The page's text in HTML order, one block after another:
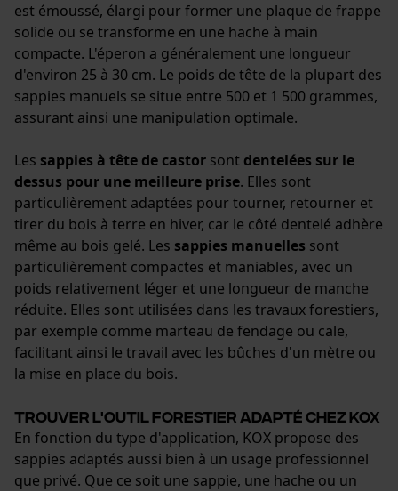
est émoussé, élargi pour former une plaque de frappe
solide ou se transforme en une hache à main
compacte. L'éperon a généralement une longueur
d'environ 25 à 30 cm. Le poids de tête de la plupart des
sappies manuels se situe entre 500 et 1 500 grammes,
assurant ainsi une manipulation optimale.
Les sappies à tête de castor sont dentelées sur le
dessus pour une meilleure prise. Elles sont
particulièrement adaptées pour tourner, retourner et
tirer du bois à terre en hiver, car le côté dentelé adhère
même au bois gelé. Les sappies manuelles sont
particulièrement compactes et maniables, avec un
poids relativement léger et une longueur de manche
réduite. Elles sont utilisées dans les travaux forestiers,
par exemple comme marteau de fendage ou cale,
facilitant ainsi le travail avec les bûches d'un mètre ou
la mise en place du bois.
Trouver l'outil forestier adapté chez KOX
En fonction du type d'application, KOX propose des
sappies adaptés aussi bien à un usage professionnel
que privé. Que ce soit une sappie, une hache ou un
Survicate